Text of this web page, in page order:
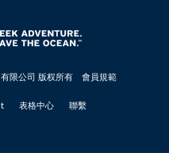
限公司 版权所有 會員規範
表格中心 聯繫